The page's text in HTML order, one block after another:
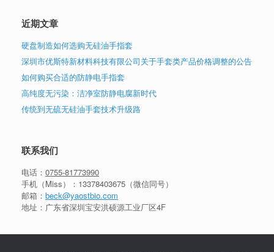
近期文章
硬盘制造如何选购无硅油手指套
深圳市优斯特新材料科技有限公司关于手套类产品价格调整的公告
如何购买合适的防静电手指套
高纯度无污染：洁净室防静电腐新时代
传统到无硫无硅油手套技术升级路
联系我们
电话： 0755-81773990
手机（Miss）： 13378403675 （微信同号）
邮箱： beck@yaostbio.com
地址：广东省深圳宝安洪硕源工业厂区4F